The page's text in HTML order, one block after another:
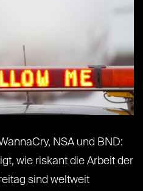
NSA und BND:
wie riskant die Arbeit der
sind weltweit